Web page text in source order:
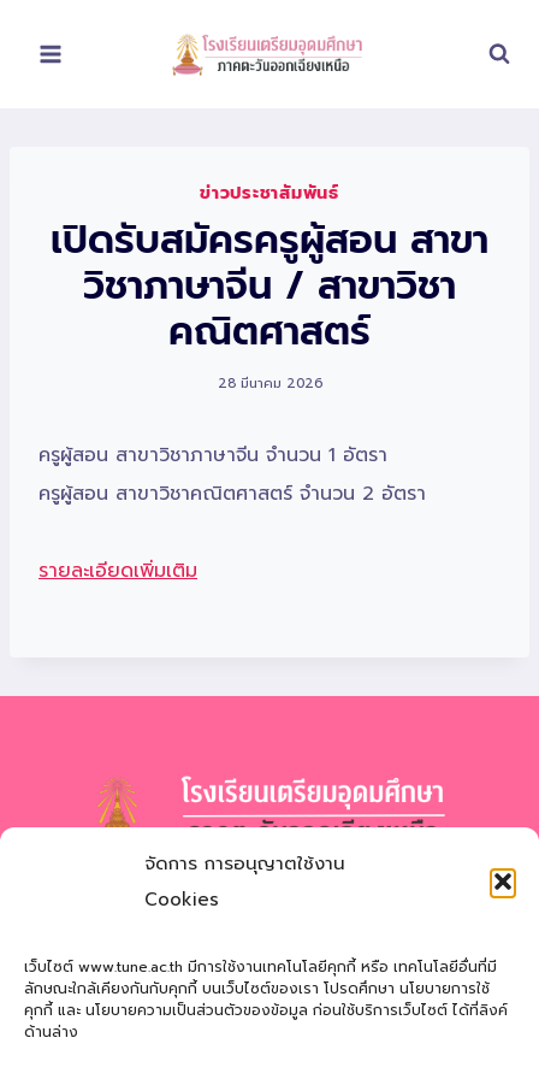
จัดการ การอนุญาตใช้งาน
Cookies
เว็บไซต์ www.tune.ac.th มีการใช้งานเทคโนโลยีคุกกี้ หรือ เทคโนโลยีอื่นที่มี
ลักษณะใกล้เคียงกันกับคุกกี้ บนเว็บไซต์ของเรา โปรดศึกษา นโยบายการใช้
คุกกี้ และ นโยบายความเป็นส่วนตัวของข้อมูล ก่อนใช้บริการเว็บไซต์ ได้ที่ลิงค์
ด้านล่าง
ข่าวประชาสัมพันธ์
เปิดรับสมัครครูผู้สอน สาขา
วิชาภาษาจีน / สาขาวิชา
คณิตศาสตร์
28 มีนาคม 2026
ครูผู้สอน สาขาวิชาภาษาจีน จำนวน 1 อัตรา
ครูผู้สอน สาขาวิชาคณิตศาสตร์ จำนวน 2 อัตรา
รายละเอียดเพิ่มเติม
โรงเรียนเตรียมอุดมศึกษา
Triamudomsuksa School of the Northeast
ที่อยู่: 121 หมู่ที่ 12 ถ.นิตโย ต.สว่างแดนดิน อ.สว่างแดนดิน